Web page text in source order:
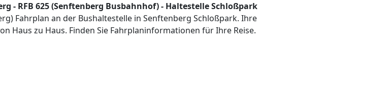
- RFB 625 (Senftenberg Busbahnhof) - Haltestelle Schloßpark
Fahrplan an der Bushaltestelle in Senftenberg Schloßpark. Ihre
Haus zu Haus. Finden Sie Fahrplaninformationen für Ihre Reise.